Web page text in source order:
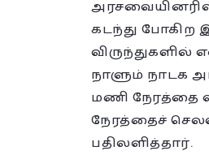
அரசவையினரில்
கடந்து
நாளும் நாடக
மணி நேரத்தை
நேரத்தைச்
பதிலளித்தார்.